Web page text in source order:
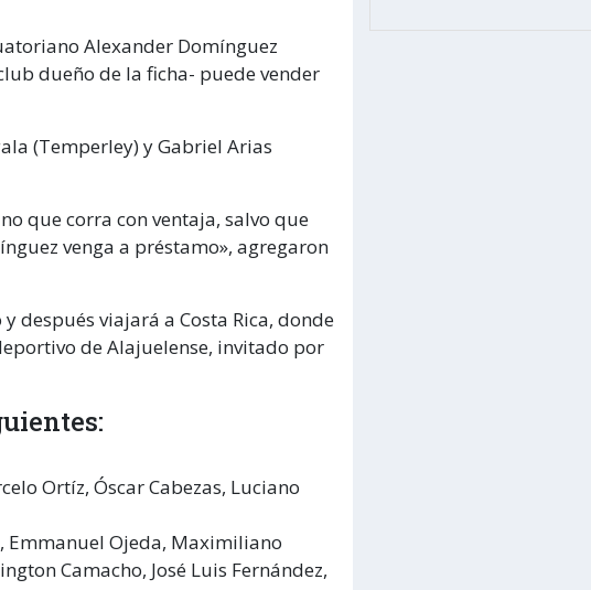
Alexander Domínguez
dueño de la ficha- puede vender
(Temperley) y Gabriel Arias
que corra con ventaja, salvo que
venga a préstamo», agregaron
después viajará a Costa Rica, donde
de Alajuelense, invitado por
Ortíz, Óscar Cabezas, Luciano
Emmanuel Ojeda, Maximiliano
Camacho, José Luis Fernández,